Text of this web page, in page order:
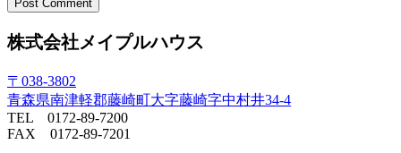
株式会社メイプルハウス
〒038-3802
青森県南津軽郡藤崎町大字藤崎字中村井34-4
TEL 0172-89-7200
FAX 0172-89-7201